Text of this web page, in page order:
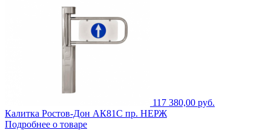
117 380,00 руб.
Калитка Ростов-Дон АК81С пр. НЕРЖ
Подробнее о товаре